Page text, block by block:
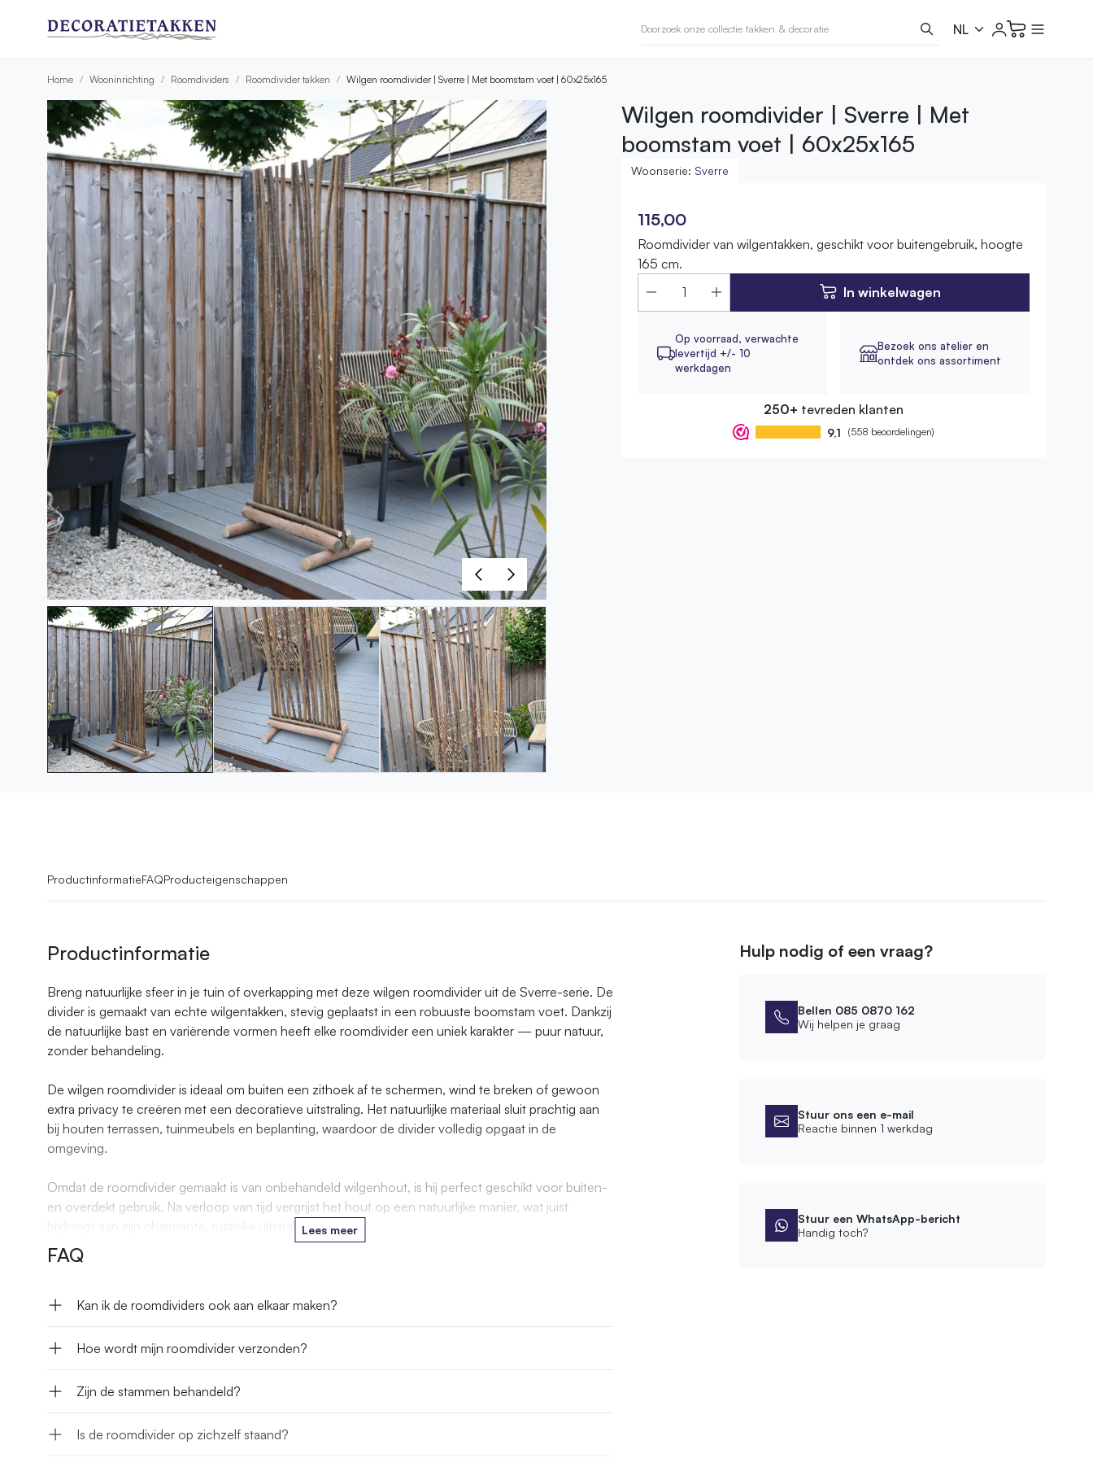
Home Wooninrichting Roomdividers Roomdivider takken Wilgen roomdivider | Sverre | Met boomstam voet | 60x25x165
Wilgen roomdivider | Sverre | Met
boomstam voet | 60x25x165
Woonserie: Sverre
115,00
Roomdivider van wilgentakken, geschikt voor buitengebruik, hoogte
165 cm.
In winkelwagen
Op voorraad, verwachte
levertijd +/- 10
werkdagen
Bezoek ons atelier en
ontdek ons assortiment
250+ tevreden klanten
9,1 (558 beoordelingen)
ProductinformatieFAQProducteigenschappen
Productinformatie
Breng natuurlijke sfeer in je tuin of overkapping met deze wilgen roomdivider uit de Sverre-serie. De
divider is gemaakt van echte wilgentakken, stevig geplaatst in een robuuste boomstam voet. Dankzij
de natuurlijke bast en variërende vormen heeft elke roomdivider een uniek karakter — puur natuur,
zonder behandeling.
De wilgen roomdivider is ideaal om buiten een zithoek af te schermen, wind te breken of gewoon
extra privacy te creëren met een decoratieve uitstraling. Het natuurlijke materiaal sluit prachtig aan
bij houten terrassen, tuinmeubels en beplanting, waardoor de divider volledig opgaat in de
omgeving.
Omdat de roomdivider gemaakt is van onbehandeld wilgenhout, is hij perfect geschikt voor buiten-
en overdekt gebruik. Na verloop van tijd vergrijst het hout op een natuurlijke manier, wat juist
bijdraagt aan zijn charmante, rustieke uitstraling.Lees meer
FAQ
Kan ik de roomdividers ook aan elkaar maken?
Hoe wordt mijn roomdivider verzonden?
Zijn de stammen behandeld?
Is de roomdivider op zichzelf staand?
Hulp nodig of een vraag?
Bellen 085 0870 162
Wij helpen je graag
Stuur ons een e-mail
Reactie binnen 1 werkdag
Stuur een WhatsApp-bericht
Handig toch?